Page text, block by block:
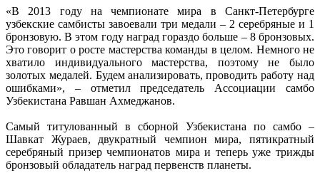
«В 2013 году на чемпионате мира в Санкт-Петербурге
узбекские самбисты завоевали три медали – 2 серебряные и 1
бронзовую. В этом году наград гораздо больше – 8 бронзовых.
Это говорит о росте мастерства команды в целом. Немного не
хватило индивидуального мастерства, поэтому не было
золотых медалей. Будем анализировать, проводить работу над
ошибками», – отметил председатель Ассоциации самбо
Узбекистана Равшан Ахмеджанов.
Самый титулованный в сборной Узбекистана по самбо –
Шавкат Жураев, двукратный чемпион мира, пятикратный
серебряный призер чемпионатов мира и теперь уже трижды
бронзовый обладатель наград первенств планеты.